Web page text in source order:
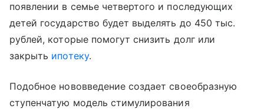
появлении в семье четвертого и последующих
детей государство будет выделять до 450 тыс.
рублей, которые помогут снизить долг или
закрыть ипотеку.
Подобное нововведение создает своеобразную
ступенчатую модель стимулирования